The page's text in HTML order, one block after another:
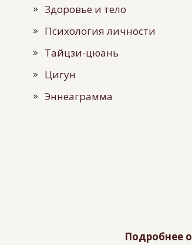
Здоровье и тело
Психология личности
Тайцзи-цюань
Цигун
Эннеаграмма
Подробнее о